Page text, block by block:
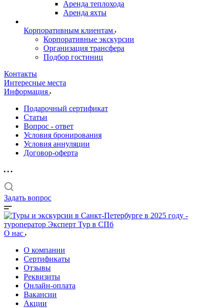
Аренда теплохода
Аренда яхты
Корпоративным клиентам
Корпоративные экскурсии
Организация трансфера
Подбор гостиниц
Контакты
Интересные места
Информация
Подарочный сертификат
Статьи
Вопрос - ответ
Условия бронирования
Условия аннуляции
Договор-оферта
Задать вопрос
О нас
О компании
Сертификаты
Отзывы
Реквизиты
Онлайн-оплата
Вакансии
Акции